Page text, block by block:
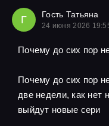
Г Гость Татьяна
24 июня 2026
Почему до сих пор
Почему до сих пор
две недели, как нет
выйдут новые сери